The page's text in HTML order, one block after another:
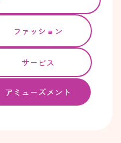
ファッション
サービス
アミューズメント